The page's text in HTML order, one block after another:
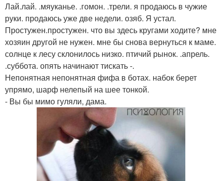
Лай.лай. .мяуканье. .гомон. .трели. я продаюсь в чужие
руки. продаюсь уже две недели. озяб. Я устал.
Простужен.простужен. что вы здесь кругами ходите? мне
хозяин другой не нужен. мне бы снова вернуться к маме.
солнце к лесу склонилось низко. птичий рынок. .апрель.
.суббота. опять начинают тискать -.
Непонятная непонятная фифа в ботах. набок берет
упрямо, шарф нелепый на шее тонкой.
- Вы бы мимо гуляли, дама.